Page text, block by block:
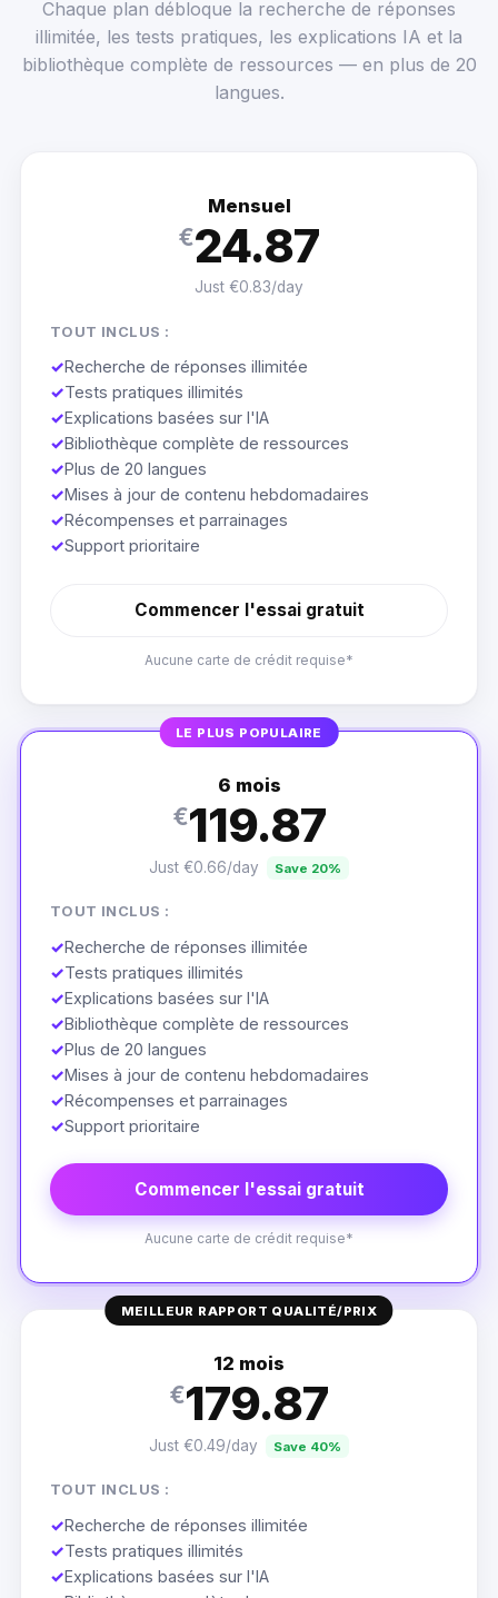
Chaque plan débloque la recherche de réponses
illimitée, les tests pratiques, les explications IA et la
bibliothèque complète de ressources — en plus de 20
langues.
Mensuel
€24.87
Just €0.83/day
TOUT INCLUS :
✓Recherche de réponses illimitée
✓Tests pratiques illimités
✓Explications basées sur l'IA
✓Bibliothèque complète de ressources
✓Plus de 20 langues
✓Mises à jour de contenu hebdomadaires
✓Récompenses et parrainages
✓Support prioritaire
Commencer l'essai gratuit
Aucune carte de crédit requise*
LE PLUS POPULAIRE
6 mois
€119.87
Just €0.66/day Save 20%
TOUT INCLUS :
✓Recherche de réponses illimitée
✓Tests pratiques illimités
✓Explications basées sur l'IA
✓Bibliothèque complète de ressources
✓Plus de 20 langues
✓Mises à jour de contenu hebdomadaires
✓Récompenses et parrainages
✓Support prioritaire
Commencer l'essai gratuit
Aucune carte de crédit requise*
MEILLEUR RAPPORT QUALITÉ/PRIX
12 mois
€179.87
Just €0.49/day Save 40%
TOUT INCLUS :
✓Recherche de réponses illimitée
✓Tests pratiques illimités
✓Explications basées sur l'IA